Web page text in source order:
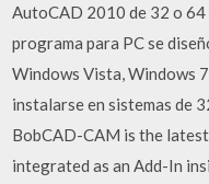
AutoCAD 2010 de 32 o
programa para PC se
Windows Vista, Windows
instalarse en sistemas de
BobCAD-CAM is the
integrated as an Add-In